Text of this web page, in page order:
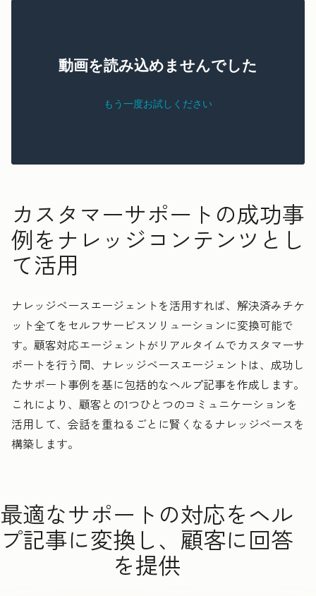
カスタマーサポートの成功事
例をナレッジコンテンツとし
て活用
ナレッジベースエージェントを活用すれば、解決済みチケ
ット全てをセルフサービスソリューションに変換可能で
す。顧客対応エージェントがリアルタイムでカスタマーサ
ポートを行う間、ナレッジベースエージェントは、成功し
たサポート事例を基に包括的なヘルプ記事を作成します。
これにより、顧客との1つひとつのコミュニケーションを
活用して、会話を重ねるごとに賢くなるナレッジベースを
構築します。
最適なサポートの対応をヘル
プ記事に変換し、顧客に回答
を提供